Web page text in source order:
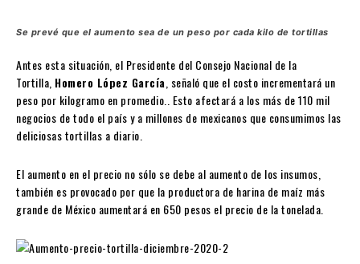
Se prevé que el aumento sea de un peso por cada kilo de tortillas
Antes esta situación, el Presidente del Consejo Nacional de la
Tortilla, Homero López García , señaló que el costo incrementará un
peso por kilogramo en promedio.. Esto afectará a los más de 110 mil
negocios de todo el país y a millones de mexicanos que consumimos las
deliciosas tortillas a diario.
El aumento en el precio no sólo se debe al aumento de los insumos,
también es provocado por que la productora de harina de maíz más
grande de México aumentará en 650 pesos el precio de la tonelada.